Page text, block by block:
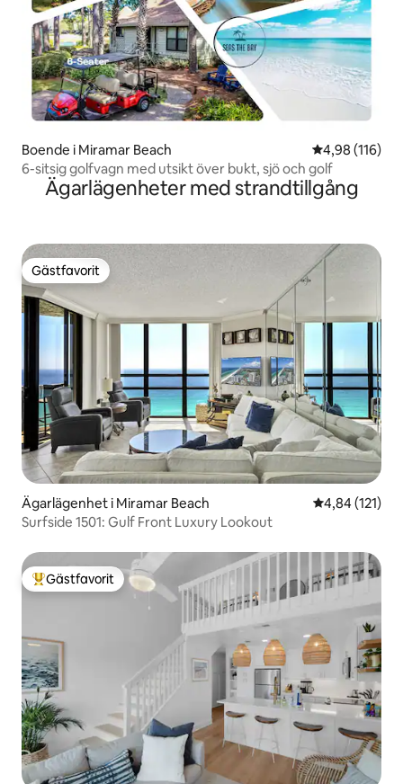
Boende i Miramar Beach 4,98 av 5 i
4,98 (116)
6-sitsig golfvagn med utsikt över bukt, sjö och golf
Ägarlägenheter med strandtillgång
Gästfavorit
Gästfavorit
Ägarlägenhet i Miramar Beach 4,84 av 5 i
4,84 (121)
Surfside 1501: Gulf Front Luxury Lookout
Populär gästfavorit
Gästfavorit